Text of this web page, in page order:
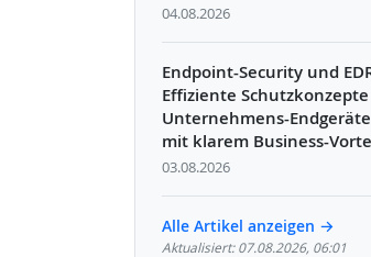
04.08.2026
Endpoint-Security und
Effiziente
Unternehmens-Endgeräte
mit klarem Business-
03.08.2026
Alle Artikel anzeigen →
Aktualisiert: 07.08.2026, 06:01